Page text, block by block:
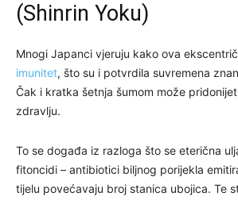
(Shinrin Yoku)
Mnogi Japanci vjeruju kako ova
imunitet, što su i potvrdila suvremena
Čak i kratka šetnja šumom može
zdravlju.
To se događa iz razloga što se eterična
fitoncidi – antibiotici biljnog porijekla
tijelu povećavaju broj stanica ubojica. Te